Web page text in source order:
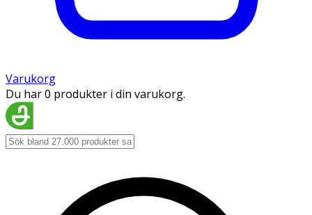
Varukorg
Du har 0 produkter i din varukorg.